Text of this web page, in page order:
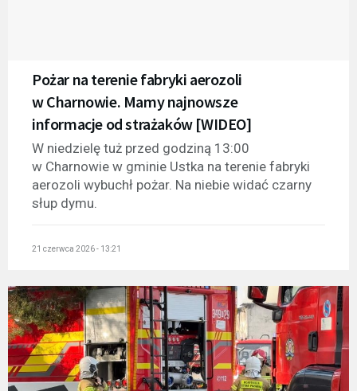
Pożar na terenie fabryki aerozoli
w Charnowie. Mamy najnowsze
informacje od strażaków [WIDEO]
W niedzielę tuż przed godziną 13:00
w Charnowie w gminie Ustka na terenie fabryki
aerozoli wybuchł pożar. Na niebie widać czarny
słup dymu.
21 czerwca 2026 - 13:21